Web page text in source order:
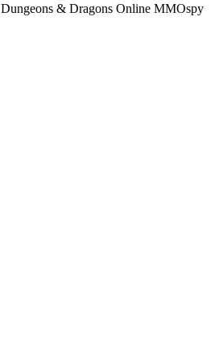
Dungeons & Dragons Online MMOspy